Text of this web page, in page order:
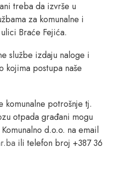
treba da izvrše u
za komunalne i
Braće Fejića.
službe izdaju naloge i
kojima postupa naše
komunalne potrošnje tj.
otpada građani mogu
d.o.o. na email
ili telefon broj +387 36